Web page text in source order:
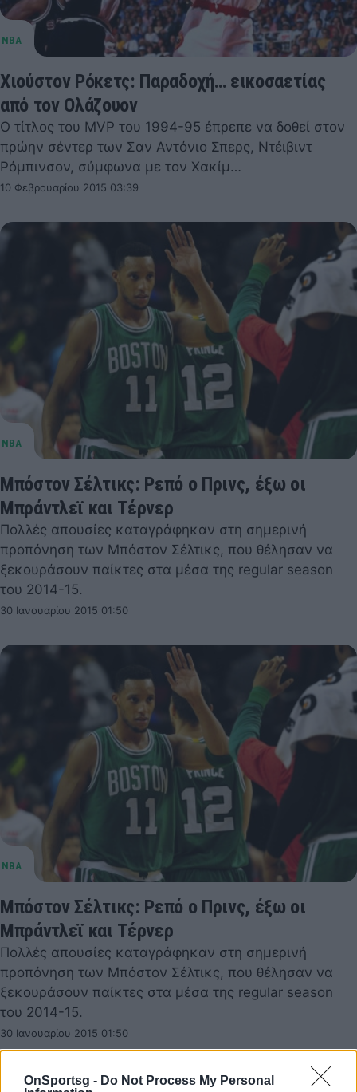
OnSportsg - Do Not Process My Personal
Χιούστον Ρόκετς: Παραδοχή… εικοσαετίας
από τον Ολάζουον
Ο τίτλος του MVP του 1994-95 έπρεπε να δοθεί στον
πρώην σέντερ των Σαν Αντόνιο Σπερς, Ντέιβιντ
Ρόμπινσον, σύμφωνα με τον Χακίμ…
10 Φεβρουαρίου 2015 03:39
Μπόστον Σέλτικς: Ρεπό ο Πρινς, έξω οι
Μπράντλεϊ και Τέρνερ
Πολλές απουσίες καταγράφηκαν στη σημερινή
προπόνηση των Μπόστον Σέλτικς, που θέλησαν να
ξεκουράσουν παίκτες στα μέσα της regular season
του 2014-15.
30 Ιανουαρίου 2015 01:50
Μπόστον Σέλτικς: Ρεπό ο Πρινς, έξω οι
Μπράντλεϊ και Τέρνερ
Πολλές απουσίες καταγράφηκαν στη σημερινή
προπόνηση των Μπόστον Σέλτικς, που θέλησαν να
ξεκουράσουν παίκτες στα μέσα της regular season
του 2014-15.
30 Ιανουαρίου 2015 01:50